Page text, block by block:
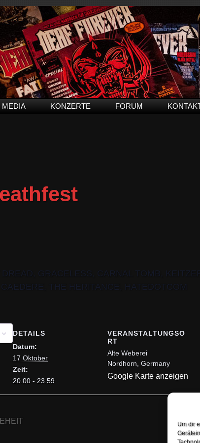
Um dir
MEDIA KONZERTE FORUM
GRACELESS, CARNAL TOMB,
THE HERITANCE, HATEDOTCOM
DETAILS
Datum:
17 Oktober
Zeit:
20:00 - 23:59
VERANSTALTUNGSO
RT
Alte Weberei
Nordhorn Germany
Google Karte anzeigen